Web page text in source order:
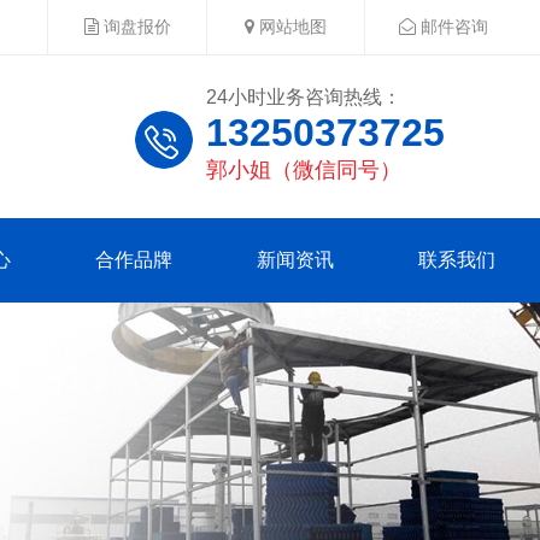
询盘报价 网站地图 邮件咨询
24小时业务咨询热线：
13250373725
郭小姐（微信同号）
合作品牌 新闻资讯 联系我们